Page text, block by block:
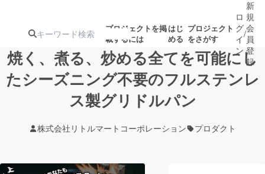
プロジェクトを掲
載するには
はじ
める
プロジェクト
をさがす
注目のリ 注目の新着プロ募集終了が近いプ
ロ
グ
イ
ン
/
新
規
会
員
登
録
焼く、煮る、炒める全てを可能にし
たシーズニング不要のフルステンレ
ス製グリドルパン
株式会社リトルマートコーポレーション プロダクト